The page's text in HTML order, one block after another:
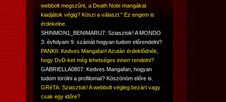
webbolt megszűnt, a Death Note mangákat
kiadjátok végig? Köszi a választ." Ez engem is
érdekelne.
SHINMON1_BENIMARU7: Sziasztok! A MONDO
3. évfolyam 9. számát hogyan tudom előrendelni?
PANKII: Kedves Mangafan! Azután érdeklődnék,
hogy DvD-ket még lehetséges innen rendelni?
GABRIELLA0807: Kedves Mangafan, hogyan
tudom törölni a profilomat? Köszönöm előre is.
GRéTA: Sziasztok! A webbolt végleg bezárt vagy
csak egy időre?